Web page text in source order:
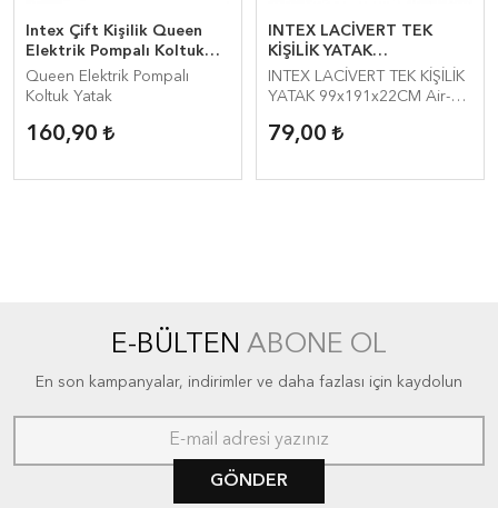
Intex Çift Kişilik Queen
Elektrik Pompalı Koltuk
Yatak (68916)
Queen Elektrik Pompalı
Koltuk Yatak
160,90
INTEX LACİVERT TEK
KİŞİLİK YATAK
99x191x22CM Air-Lock
INTEX LACİVERT TEK KİŞİLİK
YATAK 99x191x22CM Air-
79,00
E-BÜLTEN ABONE OL
En son kampanyalar, indirimler ve daha fazlası için kaydolun
GÖNDER